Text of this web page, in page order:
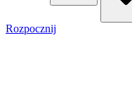
Rozpocznij